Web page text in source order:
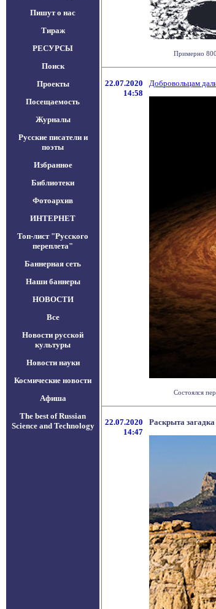
Пишут о нас
Тираж
РЕСУРСЫ
Поиск
Проекты
Посещаемость
Журналы
Русские писатели и
поэты
Избранное
Библиотеки
Фотоархив
ИНТЕРНЕТ
Топ-лист "Русского
переплета"
Баннерная сеть
Наши баннеры
НОВОСТИ
Все
Новости русской
культуры
Новости науки
Космические новости
Афиша
The best of Russian
Science and Technology
Примерно 800
22.07.2020
14:58
Добровольцам
Состоялся
22.07.2020
14:47
Раскрыта